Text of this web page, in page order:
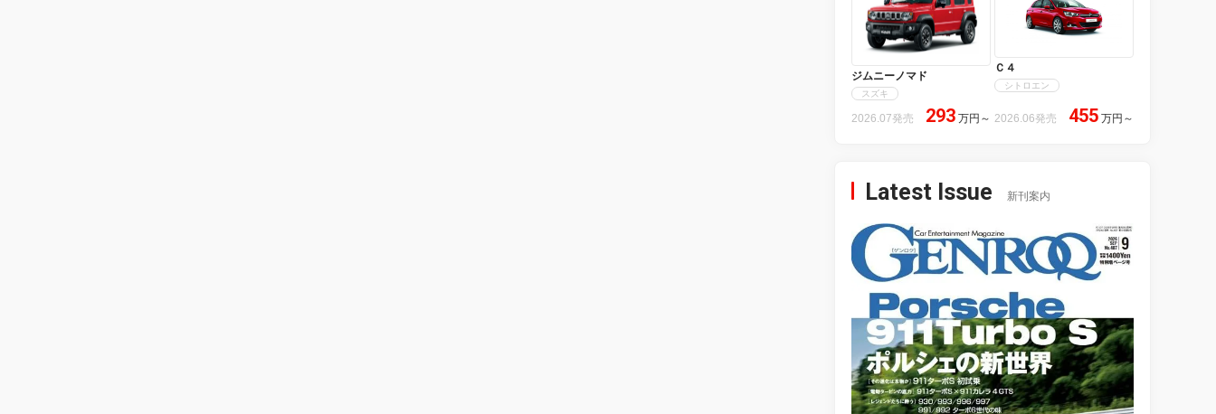
ジムニーノマド
スズキ
2026.07発売 293 万円 ～
Ｃ４
シトロエン
2026.06発売 455 万円 ～
Latest Issue 新刊案内